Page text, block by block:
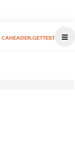
CAHEADER.GETTEST